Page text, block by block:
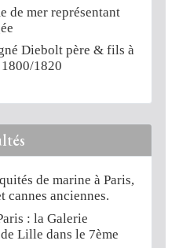
de mer représentant
Diebolt père & fils à
1820
de marine à Paris,
cannes anciennes.
: la Galerie
Lille dans le 7ème